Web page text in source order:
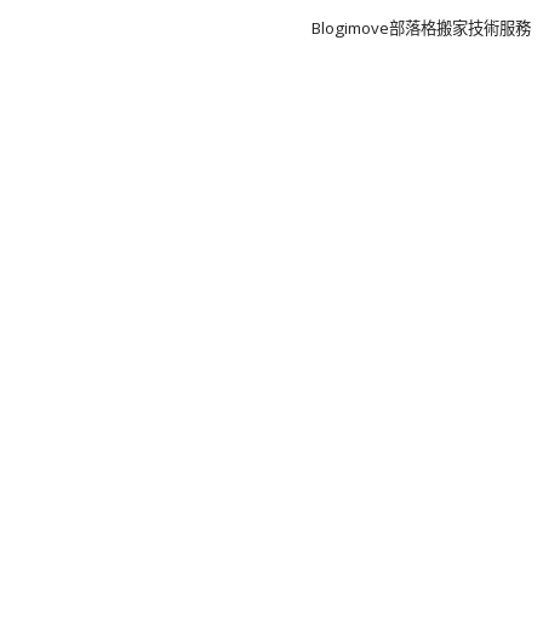
Blogimove部落格搬家技術服務